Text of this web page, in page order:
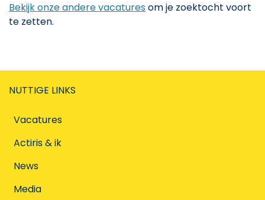
Bekijk onze andere vacaturesom je zoektocht voort
te zetten.
NUTTIGE LINKS
Vacatures
Actiris & ik
News
Media